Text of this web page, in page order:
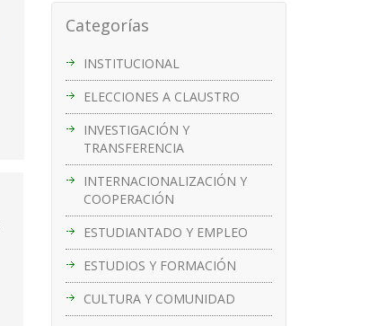
Categorías
INSTITUCIONAL
ELECCIONES A CLAUSTRO
INVESTIGACIÓN Y
TRANSFERENCIA
INTERNACIONALIZACIÓN Y
COOPERACIÓN
ESTUDIANTADO Y EMPLEO
ESTUDIOS Y FORMACIÓN
CULTURA Y COMUNIDAD